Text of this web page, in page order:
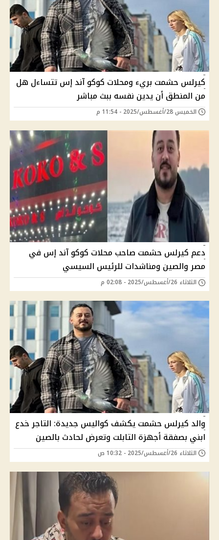
كيرلس حشمت بريء ومحلات كوكو آند إس تتساءل هل
من المنطق أن يدين نفسه ببث مباشر
الخميس 28/أغسطس/2025 - 11:54 م
دعم كيرلس حشمت صاحب محلات كوكو آند إس في
مصر والصين ومناشدات للرئيس السيسي
الثلاثاء 26/أغسطس/2025 - 02:08 م
والد كيرلس حشمت يكشف كواليس جديدة: التاجر خدع
ابني بصفقة أجهزة التابلت وتعرض لحادث بالصين
الثلاثاء 26/أغسطس/2025 - 10:32 ص